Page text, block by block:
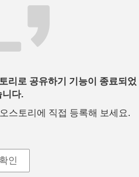
리로 공유하기 기능이 종료되었
니다.
스토리에 직접 등록해 보세요.
확인